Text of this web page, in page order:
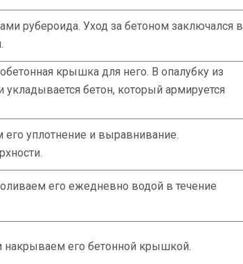
рубероида. Уход за бетоном заключался в
крышка для него. В опалубку из
бетон, который армируется
его уплотнение и выравнивание.
его ежедневно водой в течение
накрываем его бетонной крышкой.